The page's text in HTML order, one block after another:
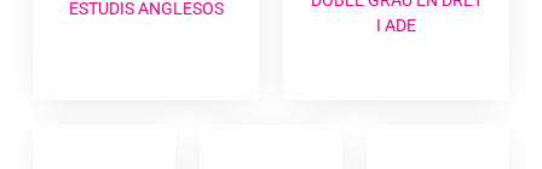
ESTUDIS ANGLESOS​
I ADE